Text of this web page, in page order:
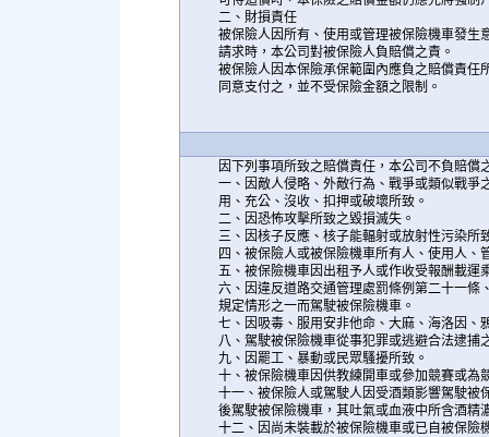
二、財損責任
被保險人因所有、使用或管理被保險機車發生
請求時，本公司對被保險人負賠償之責。
被保險人因本保險承保範圍內應負之賠償責任
同意支付之，並不受保險金額之限制。
因下列事項所致之賠償責任，本公司不負賠償
一、因敵人侵略、外敵行為、戰爭或類似戰爭
用、充公、沒收、扣押或破壞所致。
二、因恐怖攻擊所致之毀損滅失。
三、因核子反應、核子能輻射或放射性污染所
四、被保險人或被保險機車所有人、使用人
五、被保險機車因出租予人或作收受報酬載運
六、因違反道路交通管理處罰條例第二十一條
規定情形之一而駕駛被保險機車。
七、因吸毒、服用安非他命、大麻、海洛因、
八、駕駛被保險機車從事犯罪或逃避合法逮捕
九、因罷工、暴動或民眾騷擾所致。
十、被保險機車因供教練開車或參加競賽或為
十一、被保險人或駕駛人因受酒類影響駕駛被
後駕駛被保險機車，其吐氣或血液中所含酒精
十二、因尚未裝載於被保險機車或已自被保險